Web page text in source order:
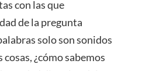
con las que
de la pregunta
solo son sonidos
¿cómo sabemos